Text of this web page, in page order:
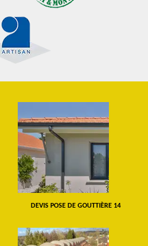
DEVIS POSE DE GOUTTIÈRE 14